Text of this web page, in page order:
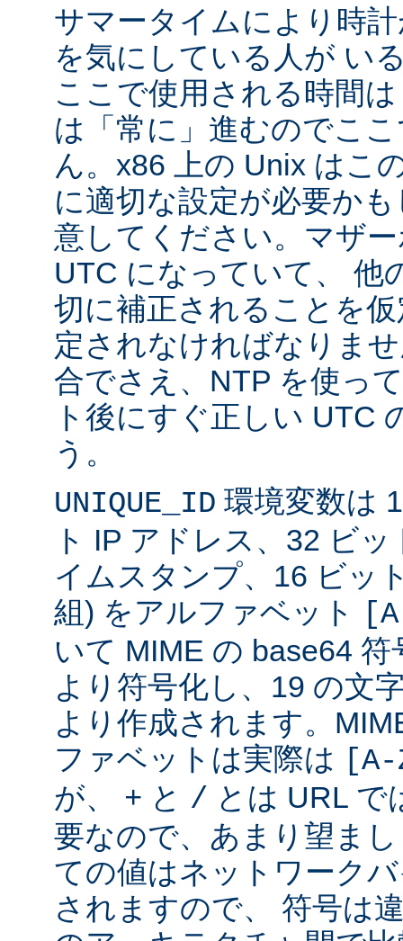
サマータイムにより時
を気にしている人が い
ここで使用される時間
は「常に」進むのでこ
ん。x86 上の Unix はこ
に適切な設定が必要か
意してください。マザ
UTC になっていて、 他
切に補正されることを
定されなければなりま
合でさえ、NTP を使っ
ト後にすぐ正しい UTC
う。
UNIQUE_ID 環境変数は
ト IP アドレス、32 ビ
イムスタンプ、16 ビッ
組) をアルファベット
いて MIME の base64
より符号化し、19 の文
より作成されます。
ファベットは実際は
が、 + と / とは URL で
要なので、あまり望ま
ての値はネットワーク
されますので、 符号は